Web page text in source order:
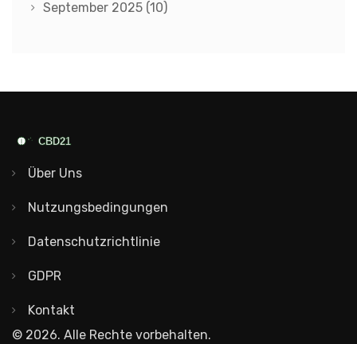
September 2025 (10)
Über Uns
Nutzungsbedingungen
Datenschutzrichtlinie
GDPR
Kontakt
© 2026. Alle Rechte vorbehalten.